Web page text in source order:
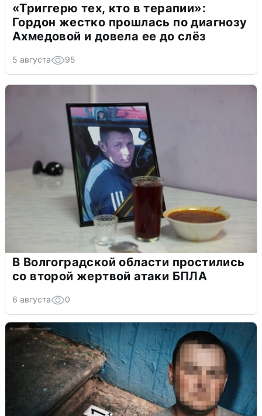
«Триггерю тех, кто в терапии»:
Гордон жестко прошлась по диагнозу
Ахмедовой и довела ее до слёз
5 августа 95
В Волгоградской области простились
со второй жертвой атаки БПЛА
6 августа 0